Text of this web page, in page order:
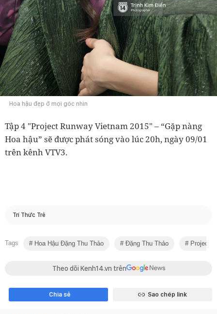
Hoa hậu đẹp ở mọi góc nhìn
Tập 4 "Project Runway Vietnam 2015" – “Gặp nàng
Hoa hậu” sẽ được phát sóng vào lúc 20h, ngày 09/01
trên kênh VTV3.
Trí Thức Trẻ
Tags Hoa Hậu Đặng Thu Thảo Đặng Thu Thảo Project
Theo dõi Kenh14.vn trên
Chia sẻ Sao chép link